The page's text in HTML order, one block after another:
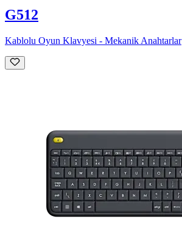
G512
Kablolu Oyun Klavyesi - Mekanik Anahtarlar